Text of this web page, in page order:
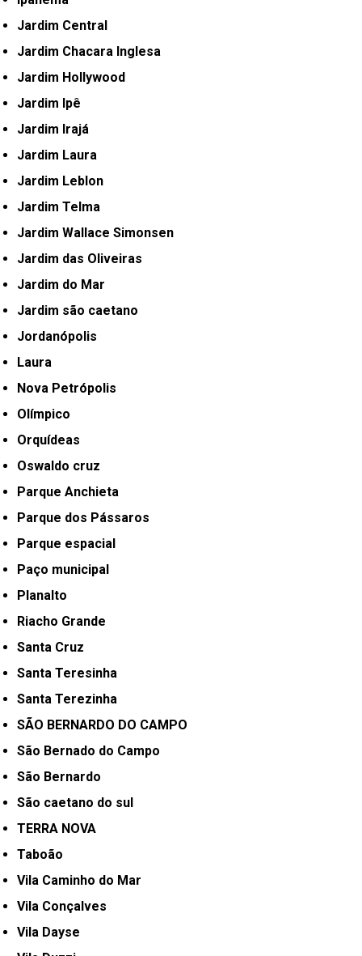
Jardim Central
Jardim Chacara Inglesa
Jardim Hollywood
Jardim Ipê
Jardim Irajá
Jardim Laura
Jardim Leblon
Jardim Telma
Jardim Wallace Simonsen
Jardim das Oliveiras
Jardim do Mar
Jardim são caetano
Jordanópolis
Laura
Nova Petrópolis
Olímpico
Orquídeas
Oswaldo cruz
Parque Anchieta
Parque dos Pássaros
Parque espacial
Paço municipal
Planalto
Riacho Grande
Santa Cruz
Santa Teresinha
Santa Terezinha
SÃO BERNARDO DO CAMPO
São Bernado do Campo
São Bernardo
São caetano do sul
TERRA NOVA
Taboão
Vila Caminho do Mar
Vila Conçalves
Vila Dayse